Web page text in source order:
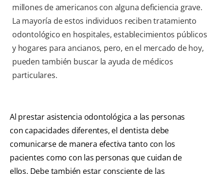
millones de americanos con alguna deficiencia grave.
La mayoría de estos individuos reciben tratamiento
odontológico en hospitales, establecimientos públicos
y hogares para ancianos, pero, en el mercado de hoy,
pueden también buscar la ayuda de médicos
particulares.
Al prestar asistencia odontológica a las personas
con capacidades diferentes, el dentista debe
comunicarse de manera efectiva tanto con los
pacientes como con las personas que cuidan de
ellos. Debe también estar consciente de las